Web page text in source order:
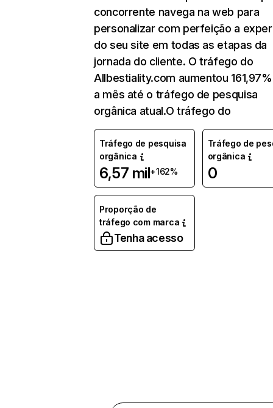
concorrente navega na web para
personalizar com perfeição a
do seu site em todas as etapas da
jornada do cliente. O tráfego do
Allbestiality.com aumentou
a mês até o tráfego de pesquisa
orgânica atual.O tráfego do
Tráfego de pesquisa
orgânica
6,57 mil+162%
Tráfego de
orgânica
0
Proporção de
tráfego com marca
Tenha acesso